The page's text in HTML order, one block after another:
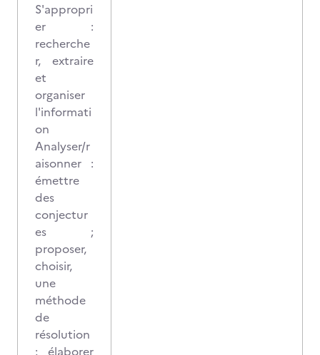
S'appropri
er :
recherche
r, extraire
et
organiser
l'informati
on
Analyser/r
aisonner :
émettre
des
conjectur
es ;
proposer,
choisir,
une
méthode
de
résolution
; élaborer